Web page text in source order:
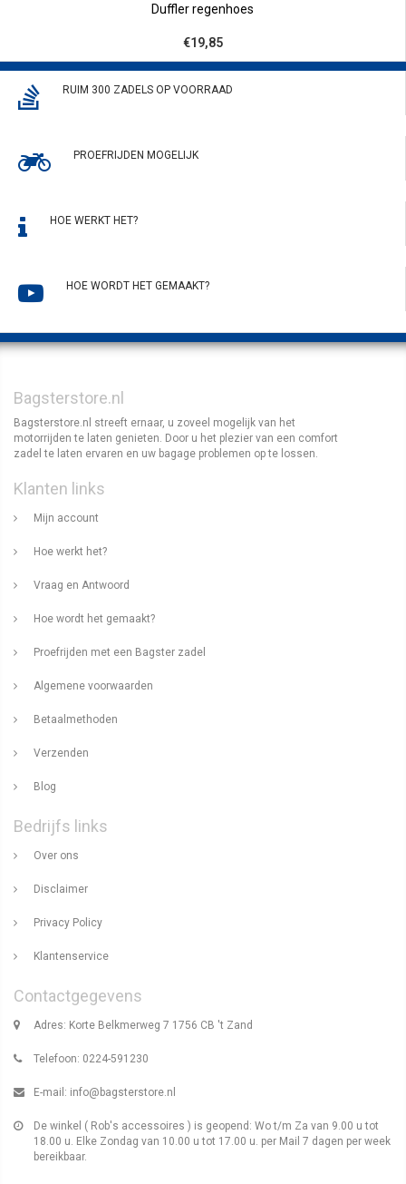
Duffler regenhoes
€19,85
RUIM 300 ZADELS OP VOORRAAD
PROEFRIJDEN MOGELIJK
HOE WERKT HET?
HOE WORDT HET GEMAAKT?
Bagsterstore.nl
Bagsterstore.nl streeft ernaar, u zoveel mogelijk van het
motorrijden te laten genieten. Door u het plezier van een comfort
zadel te laten ervaren en uw bagage problemen op te lossen.
Klanten links
Mijn account
Hoe werkt het?
Vraag en Antwoord
Hoe wordt het gemaakt?
Proefrijden met een Bagster zadel
Algemene voorwaarden
Betaalmethoden
Verzenden
Blog
Bedrijfs links
Over ons
Disclaimer
Privacy Policy
Klantenservice
Contactgegevens
Adres: Korte Belkmerweg 7 1756 CB 't Zand
Telefoon: 0224-591230
E-mail: info@bagsterstore.nl
De winkel ( Rob's accessoires ) is geopend: Wo t/m Za van 9.00 u tot
18.00 u. Elke Zondag van 10.00 u tot 17.00 u. per Mail 7 dagen per week
bereikbaar.